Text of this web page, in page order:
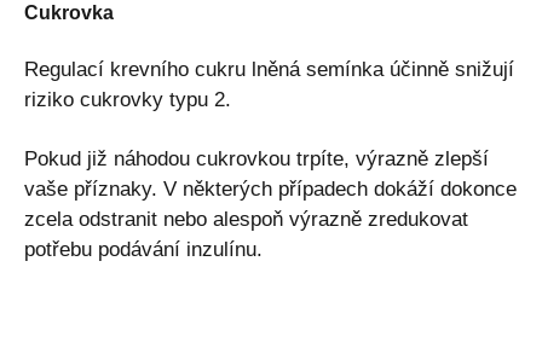
Cukrovka
Regulací krevního cukru lněná semínka účinně snižují
riziko cukrovky typu 2.
Pokud již náhodou cukrovkou trpíte, výrazně zlepší
vaše příznaky. V některých případech dokáží dokonce
zcela odstranit nebo alespoň výrazně zredukovat
potřebu podávání inzulínu.